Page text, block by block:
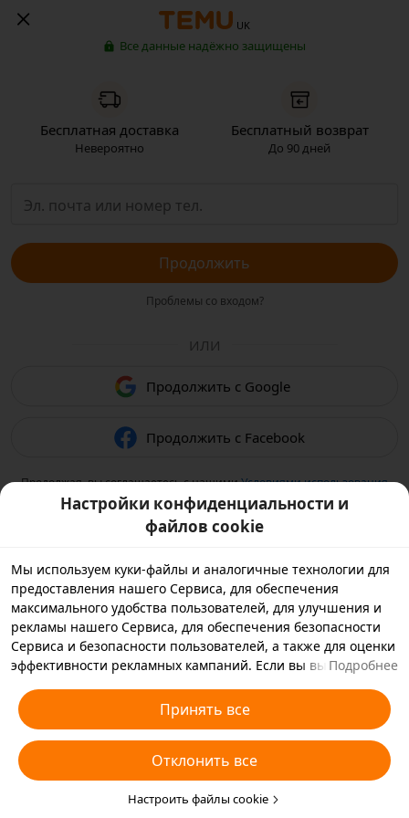
UK
Все данные надёжно защищены
Бесплатная доставка
Невероятно
Бесплатный возврат
До 90 дней
Продолжить
Проблемы со входом?
ИЛИ
Продолжить с Google
Продолжить с Facebook
Продолжая, вы соглашаетесь с нашимиУсловиями использования
и подтверждаете, что прочитали нашу Политику
конфиденциальности
Настройки конфиденциальности и
файлов cookie
Мы используем куки-файлы и аналогичные технологии для
предоставления нашего Сервиса, для обеспечения
максимального удобства пользователей, для улучшения и
рекламы нашего Сервиса, для обеспечения безопасности
Сервиса и безопасности пользователей, а также для оценки
эффективности рекламных кампаний. Если вы выбираете
с которыми мы работаем, будем хранить куки-файлы и
использовать аналогичные технологии на вашем
устройстве в рекламных целях. Вы также можете выбрать
«Отклонить все», чтобы отклонить все необязательные
куки-файлы, или выбрать, какие типы куки-файлов
необходимо принять или отклонить. Для этого нажмите
Подробнее
Принять все
Отклонить все
Настроить файлы cookie